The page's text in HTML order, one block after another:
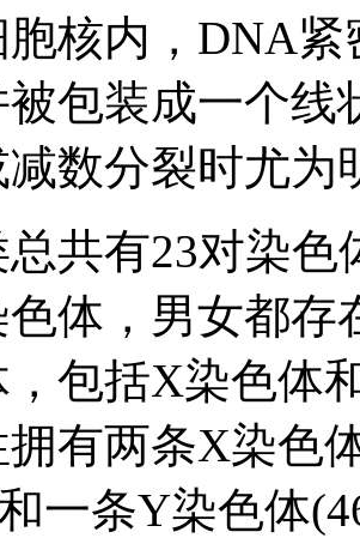
胞核内，DNA
被包装成一个
数分裂时尤
有23对染色
体，男女都存
包括X染色体
有两条X染色
一条Y染色体